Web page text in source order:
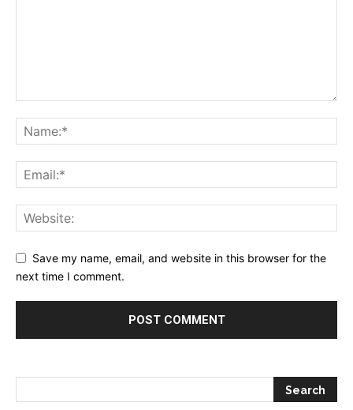
Save my name, email, and website in this browser for the
next time I comment.